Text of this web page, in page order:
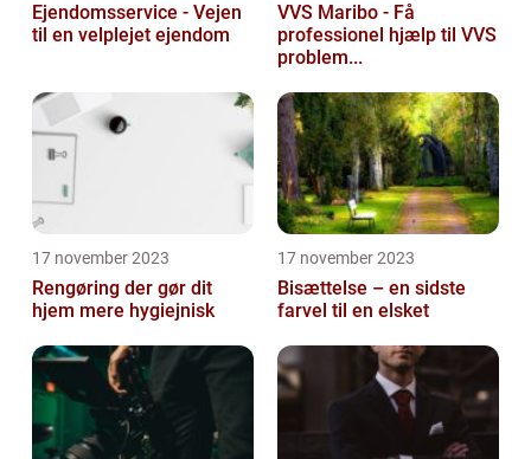
Ejendomsservice - Vejen
til en velplejet ejendom
VVS Maribo - Få
professionel hjælp til VVS
problem...
17 november 2023
Rengøring der gør dit
hjem mere hygiejnisk
17 november 2023
Bisættelse – en sidste
farvel til en elsket